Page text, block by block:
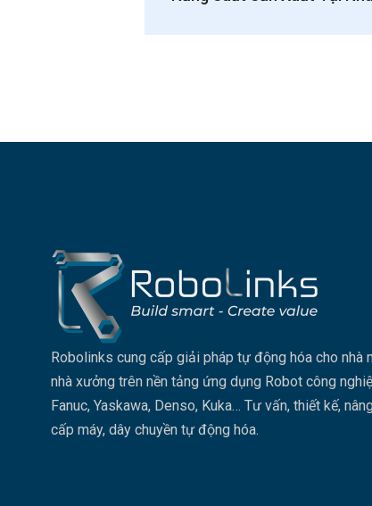
Robolinks cung cấp giải pháp tự động hóa cho nhà
nhà xưởng trên nền tảng ứng dụng Robot công
Fanuc, Yaskawa, Denso, Kuka… Tư vấn, thiết kế,
cấp máy, dây chuyền tự động hóa.